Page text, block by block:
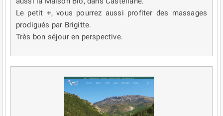
Le petit +, vous pourrez aussi profiter des massages
prodigués par Brigitte.
Très bon séjour en perspective.